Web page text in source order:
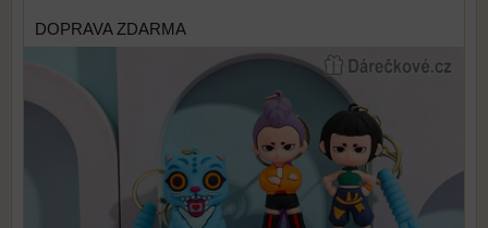
DOPRAVA ZDARMA